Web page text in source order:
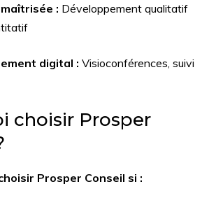
: Développement qualitatif
digital : Visioconférences, suivi
choisir Prosper
Prosper Conseil si :